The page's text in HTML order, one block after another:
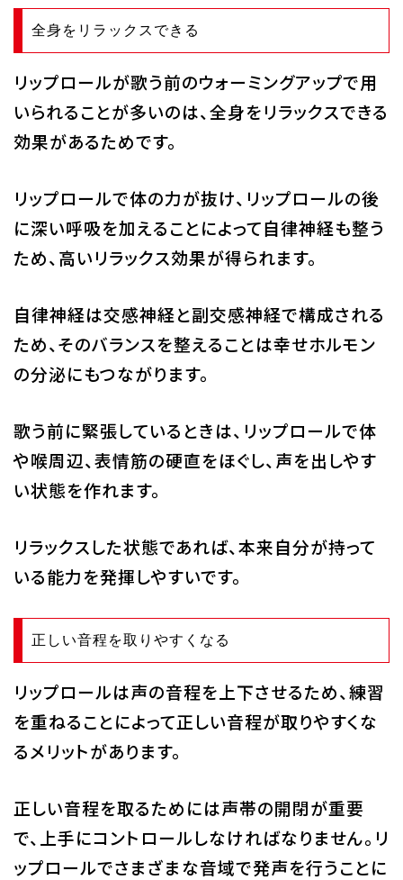
全身をリラックスできる
リップロールが歌う前のウォーミングアップで用
いられることが多いのは、全身をリラックスできる
効果があるためです。
リップロールで体の力が抜け、リップロールの後
に深い呼吸を加えることによって自律神経も整う
ため、高いリラックス効果が得られます。
自律神経は交感神経と副交感神経で構成される
ため、そのバランスを整えることは幸せホルモン
の分泌にもつながります。
歌う前に緊張しているときは、リップロールで体
や喉周辺、表情筋の硬直をほぐし、声を出しやす
い状態を作れます。
リラックスした状態であれば、本来自分が持って
いる能力を発揮しやすいです。
正しい音程を取りやすくなる
リップロールは声の音程を上下させるため、練習
を重ねることによって正しい音程が取りやすくな
るメリットがあります。
正しい音程を取るためには声帯の開閉が重要
で、上手にコントロールしなければなりません。リ
ップロールでさまざまな音域で発声を行うことに